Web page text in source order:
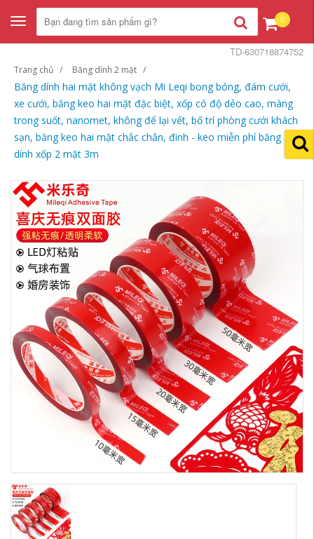
Toggle
navigation
0
Trang chủ Băng dính 2 mặt
Băng dính hai mặt không vạch Mi Leqi bong bóng, đám cưới,
xe cưới, băng keo hai mặt đặc biệt, xốp có độ dẻo cao, màng
trong suốt, nanomet, không để lại vết, bố trí phòng cưới khách
sạn, băng keo hai mặt chắc chắn, đinh - keo miễn phí băng
dính xốp 2 mặt 3m
TD-630718874752